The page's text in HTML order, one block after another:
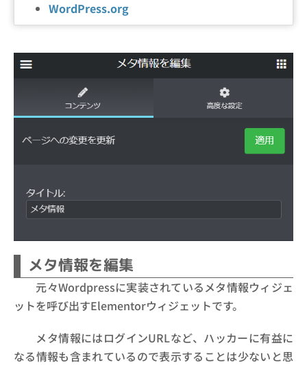
WordPress.org
メタ情報を編集
元々Wordpressに実装されているメタ情報ウィジェ
ットを呼び出すElementorウィジェットです。
メタ情報にはログインURLなど、ハッカーに有益に
なる情報も含まれているので表示することは少ないと思